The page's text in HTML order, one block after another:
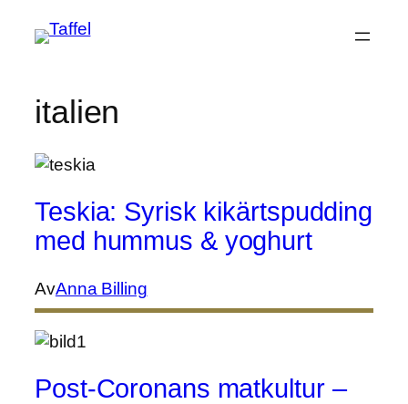
italien
Teskia: Syrisk kikärtspudding
med hummus & yoghurt
AvAnna Billing
Post-Coronans matkultur –